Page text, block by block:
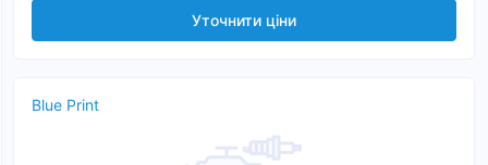
Уточнити ціни
Blue Print